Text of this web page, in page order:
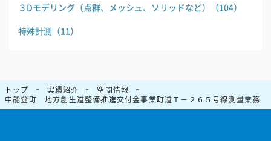
３Dモデリング（点群、メッシュ、ソリッドなど）
（104）
特殊計測 （11）
トップ 実績紹介
空間情報
中能登町 地方創生道整備推進交付金事業町道Ｔ－２６５号線測量業務